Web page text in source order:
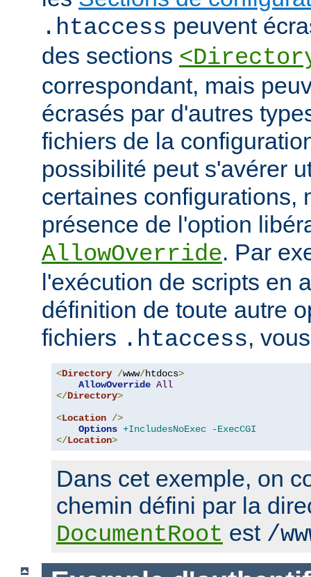
.htaccess peuvent
des sections
correspondant, mais
écrasés par d'autres
fichiers de la
possibilité peut s'avérer
certaines configurations,
présence de l'option
AllowOverride. Par
l'exécution de scripts en
définition de toute autre
fichiers .htaccess,
<Directory /www/htdocs>
AllowOverride All
</Directory>
<Location />
Options +IncludesNoExec
-ExecCGI
</Location>
Dans cet exemple, on
chemin défini par la
DocumentRoot est /